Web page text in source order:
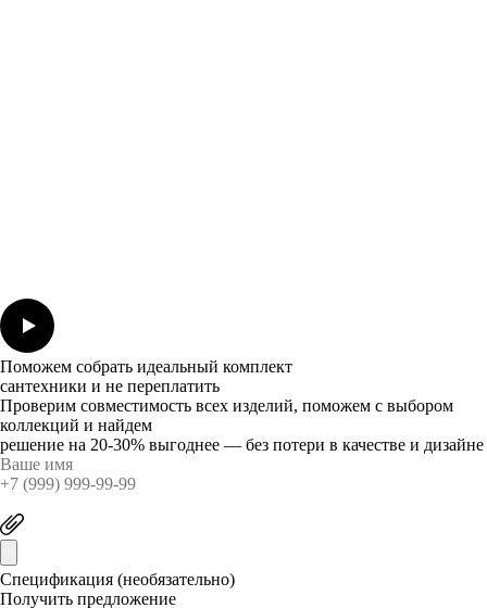
Поможем собрать идеальный комплект
сантехники и не переплатить
Проверим совместимость всех изделий, поможем с выбором
коллекций и найдем
решение на 20-30% выгоднее — без потери в качестве и дизайне
Спецификация (необязательно)